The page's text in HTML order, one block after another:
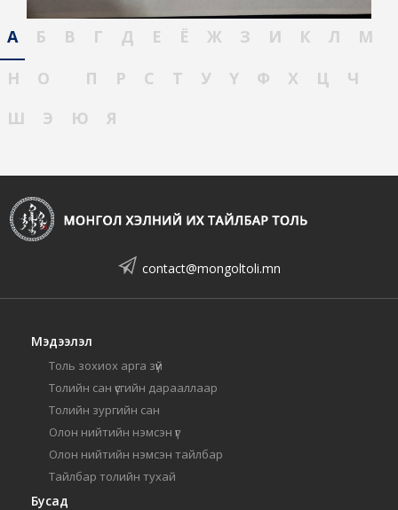
А Б В Г Д Е Ё Ж З И К Л
М
Н
О П Р С Т У Ү Ф Х Ц
Ч
Ш
Э Ю Я
contact@mongoltoli.mn
Мэдээлэл
Толь зохиох арга зүй
Толийн сан үсгийн дарааллаар
Толийн зургийн сан
Олон нийтийн нэмсэн үг
Олон нийтийн нэмсэн тайлбар
Тайлбар толийн тухай
Бусад